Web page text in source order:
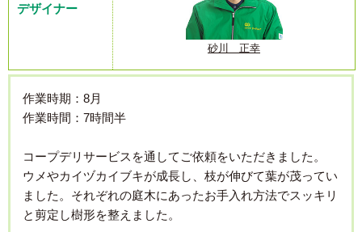
デザイナー
砂川 正幸
作業時期：8月
作業時間：7時間半
コープデリサービスを通してご依頼をいただきました。
ウメやカイヅカイブキが成長し、枝が伸びて葉が茂ってい
ました。それぞれの庭木にあったお手入れ方法でスッキリ
と剪定し樹形を整えました。